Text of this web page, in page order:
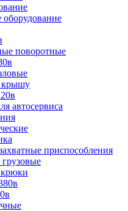
оборудование
поворотные
крышу
автосервиса
приспособления